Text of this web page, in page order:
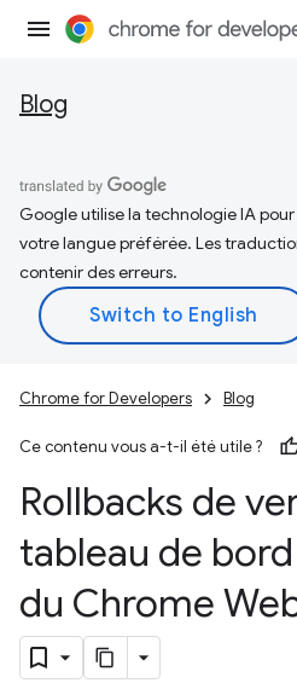
Blog
Google utilise la technologie IA
votre langue préférée. Les
contenir des erreurs.
Chrome for Developers Blog
Ce contenu vous a-t-il été utile ?
Rollbacks de
tableau de
du Chrome